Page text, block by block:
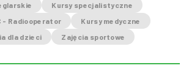
Kursy specjalistyczne
- Radiooperator
Kursy medyczne
dla dzieci
Zajęcia sportowe